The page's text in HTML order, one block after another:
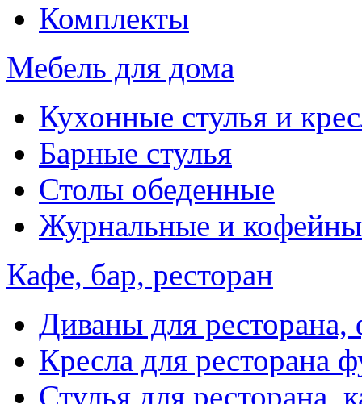
Комплекты
Мебель для дома
Кухонные стулья и
Барные стулья
Столы обеденные
Журнальные и
Кафе, бар, ресторан
Диваны для ресторана,
Кресла для ресторана
Стулья для ресторана,